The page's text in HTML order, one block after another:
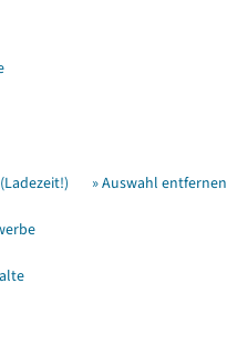
» Auswahl entfernen